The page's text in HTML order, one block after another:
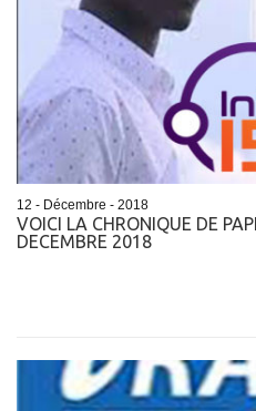
12 - Décembre - 2018
VOICI LA CHRONIQUE DE
DECEMBRE 2018